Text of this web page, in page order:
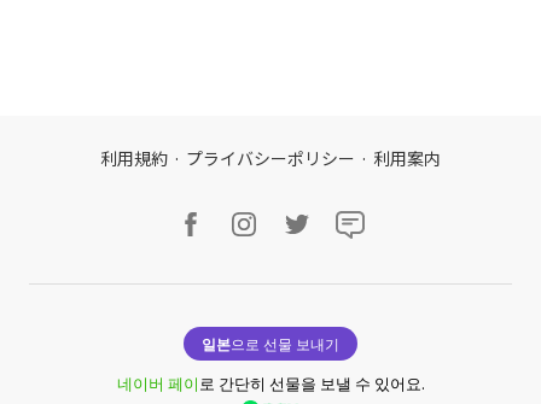
利用規約 · プライバシーポリシー · 利用案内
일본으로 선물 보내기
네이버 페이로 간단히 선물을 보낼 수 있어요.